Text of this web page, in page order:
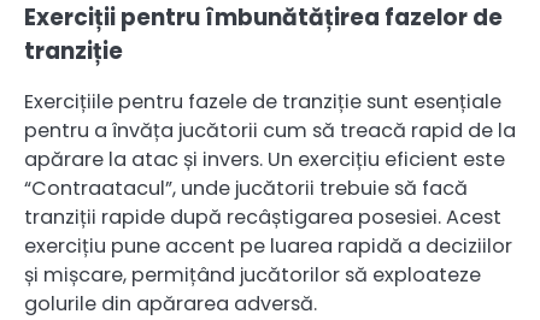
Exerciții pentru îmbunătățirea fazelor de
tranziție
Exercițiile pentru fazele de tranziție sunt esențiale
pentru a învăța jucătorii cum să treacă rapid de la
apărare la atac și invers. Un exercițiu eficient este
“Contraatacul”, unde jucătorii trebuie să facă
tranziții rapide după recâștigarea posesiei. Acest
exercițiu pune accent pe luarea rapidă a deciziilor
și mișcare, permițând jucătorilor să exploateze
golurile din apărarea adversă.